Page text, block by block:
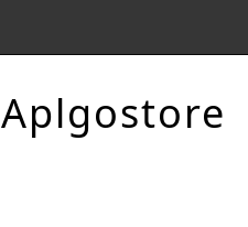
Aplgostore